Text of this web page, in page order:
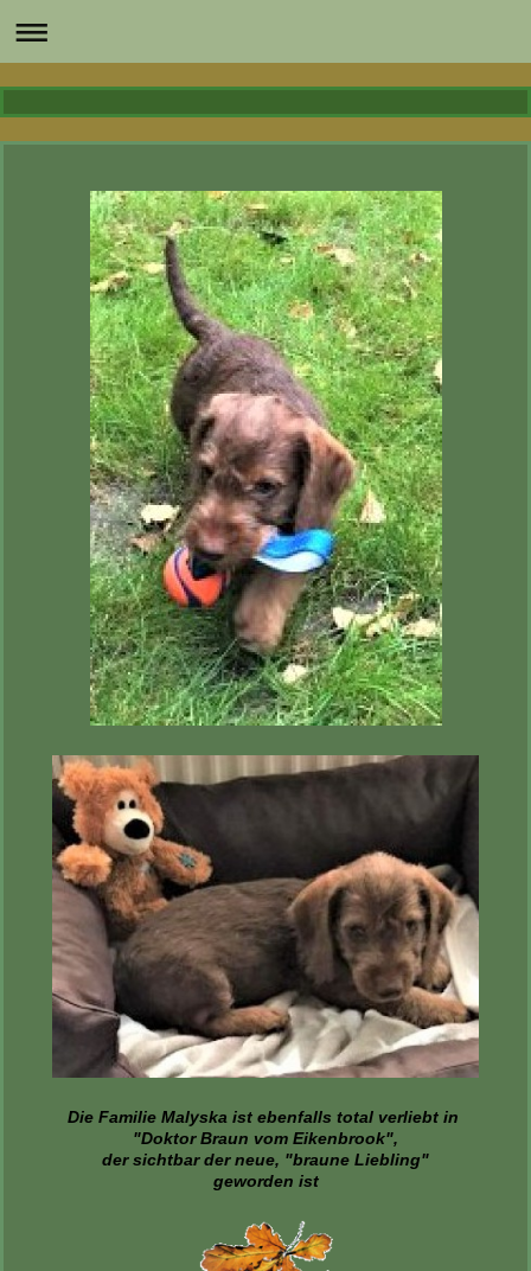
Die Familie Malyska ist ebenfalls total verliebt in
"Doktor Braun vom Eikenbrook",
der sichtbar der neue, "braune Liebling"
geworden ist